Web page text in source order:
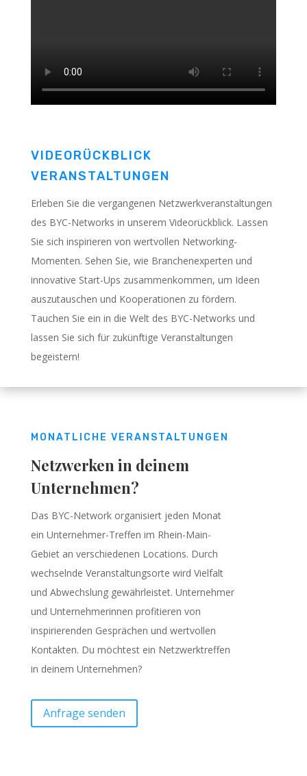
VIDEORÜCKBLICK
VERANSTALTUNGEN
Erleben Sie die vergangenen Netzwerkveranstaltungen
des BYC-Networks in unserem Videorückblick. Lassen
Sie sich inspirieren von wertvollen Networking-
Momenten. Sehen Sie, wie Branchenexperten und
innovative Start-Ups zusammenkommen, um Ideen
auszutauschen und Kooperationen zu fördern.
Tauchen Sie ein in die Welt des BYC-Networks und
lassen Sie sich für zukünftige Veranstaltungen
begeistern!
MONATLICHE VERANSTALTUNGEN
Netzwerken in deinem
Unternehmen?
Das BYC-Network organisiert jeden Monat
ein Unternehmer-Treffen im Rhein-Main-
Gebiet an verschiedenen Locations. Durch
wechselnde Veranstaltungsorte wird Vielfalt
und Abwechslung gewährleistet. Unternehmer
und Unternehmerinnen profitieren von
inspirierenden Gesprächen und wertvollen
Kontakten. Du möchtest ein Netzwerktreffen
in deinem Unternehmen?
Anfrage senden